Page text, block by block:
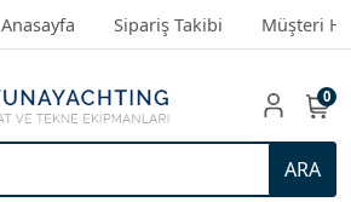
Anasayfa Sipariş Takibi Müşteri
ARA
0